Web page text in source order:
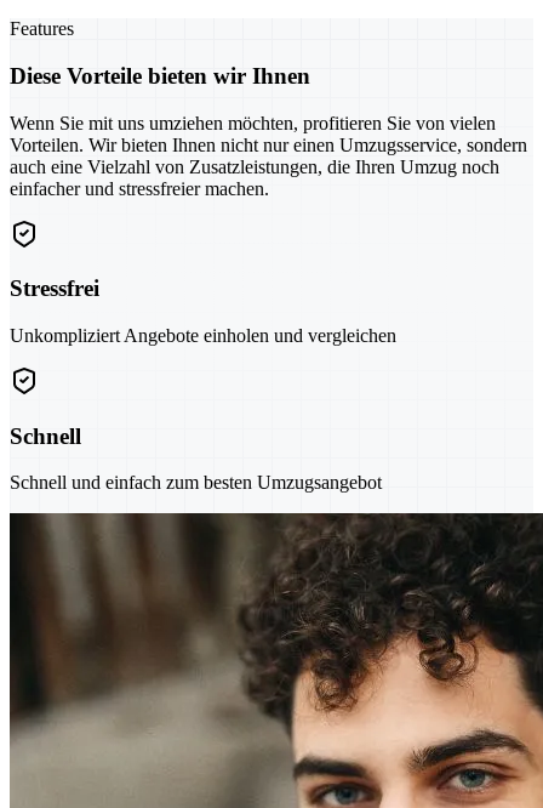
Features
Diese Vorteile bieten wir Ihnen
Wenn Sie mit uns umziehen möchten, profitieren Sie von vielen
Vorteilen. Wir bieten Ihnen nicht nur einen Umzugsservice, sondern
auch eine Vielzahl von Zusatzleistungen, die Ihren Umzug noch
einfacher und stressfreier machen.
Stressfrei
Unkompliziert Angebote einholen und vergleichen
Schnell
Schnell und einfach zum besten Umzugsangebot